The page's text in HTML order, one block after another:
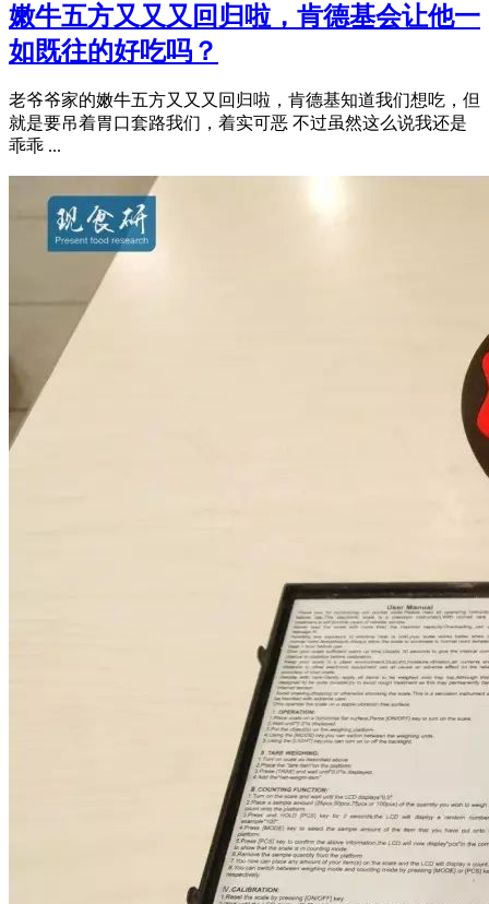
嫩牛五方又又又回归啦，肯德基会让他一
如既往的好吃吗？
老爷爷家的嫩牛五方又又又回归啦，肯德基知道我们想吃，但
就是要吊着胃口套路我们，着实可恶 不过虽然这么说我还是
乖乖 ...